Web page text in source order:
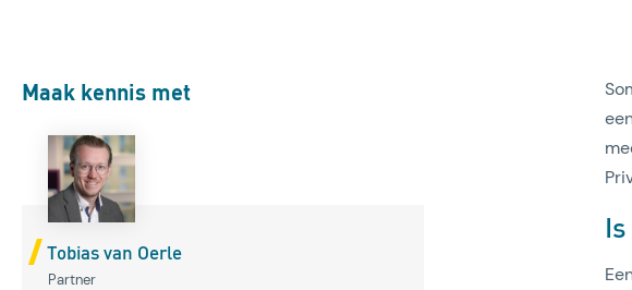
Maak kennis met
Tobias van Oerle
Partner